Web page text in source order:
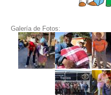
Galería de Fotos: